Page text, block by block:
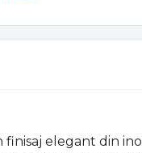
elegant din